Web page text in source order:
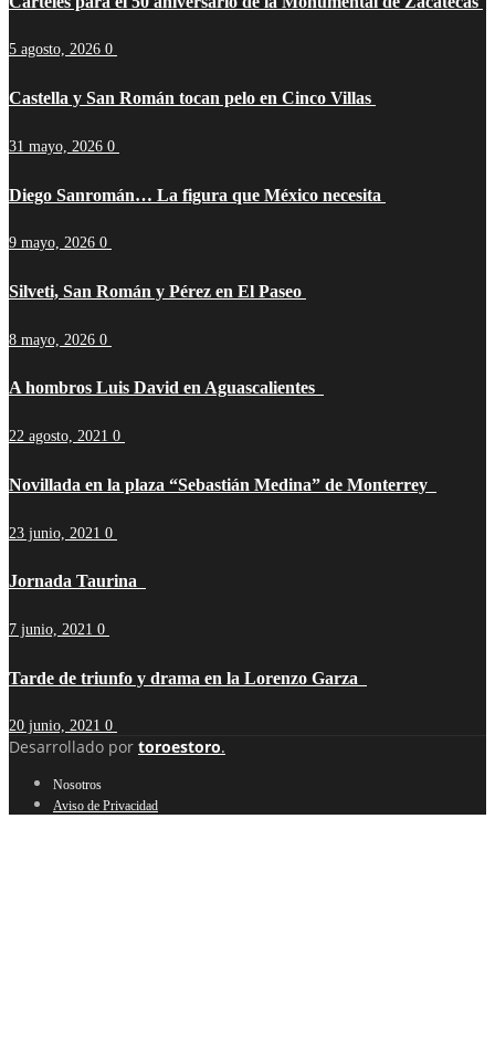
5 agosto, 2026 0
Castella y San Román tocan pelo en Cinco Villas
31 mayo, 2026 0
Diego Sanromán… La figura que México necesita
9 mayo, 2026 0
Silveti, San Román y Pérez en El Paseo
8 mayo, 2026 0
A hombros Luis David en Aguascalientes
22 agosto, 2021 0
Novillada en la plaza “Sebastián Medina” de Monterrey
23 junio, 2021 0
Jornada Taurina
7 junio, 2021 0
Tarde de triunfo y drama en la Lorenzo Garza
20 junio, 2021 0
Desarrollado por toroestoro.
Nosotros
Aviso de Privacidad